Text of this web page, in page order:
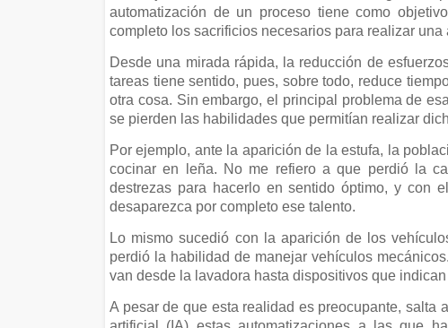
automatización de un proceso tiene como
completo los sacrificios necesarios para realizar una
Desde una mirada rápida, la reducción de
tareas tiene sentido, pues, sobre todo, reduce
otra cosa. Sin embargo, el principal problema de
se pierden las habilidades que permitían realizar
Por ejemplo, ante la aparición de la estufa, la
cocinar en leña. No me refiero a que perdió la
destrezas para hacerlo en sentido óptimo, y con
desaparezca por completo ese talento.
Lo mismo sucedió con la aparición de los
perdió la habilidad de manejar vehículos
van desde la lavadora hasta dispositivos que
A pesar de que esta realidad es preocupante,